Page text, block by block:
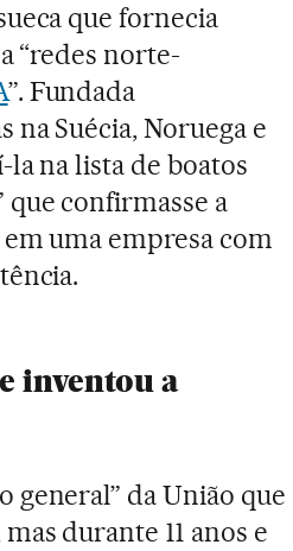
que fornecia
“redes norte-
”. Fundada
na Suécia, Noruega e
na lista de boatos
que confirmasse a
uma empresa com
inventou a
general” da União que
mas durante 11 anos e